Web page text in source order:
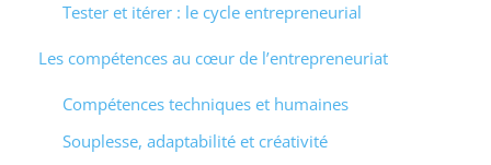
Tester et itérer : le cycle entrepreneurial
Les compétences au cœur de l’entrepreneuriat
Compétences techniques et humaines
Souplesse, adaptabilité et créativité